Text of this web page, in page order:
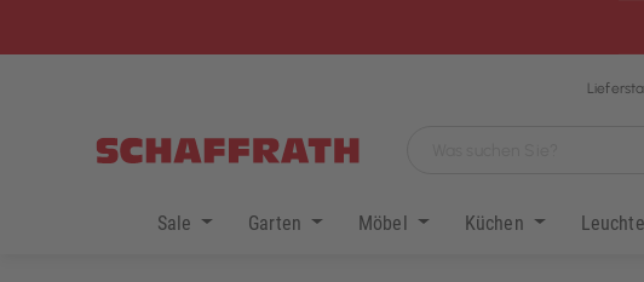
Sale Garten Möbel Küchen